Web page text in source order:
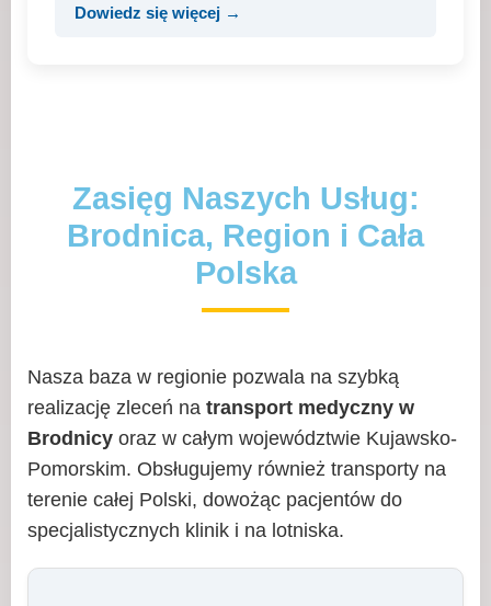
Dowiedz się więcej →
Zasięg Naszych Usług:
Brodnica, Region i Cała
Polska
Nasza baza w regionie pozwala na szybką
realizację zleceń na transport medyczny w
Brodnicy oraz w całym województwie Kujawsko-
Pomorskim. Obsługujemy również transporty na
terenie całej Polski, dowożąc pacjentów do
specjalistycznych klinik i na lotniska.